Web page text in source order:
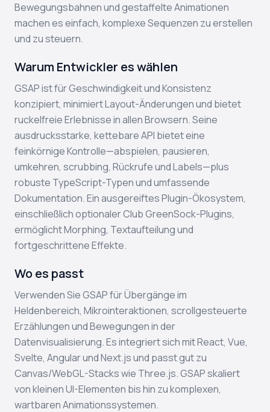
Bewegungsbahnen und gestaffelte Animationen
machen es einfach, komplexe Sequenzen zu erstellen
und zu steuern.
Warum Entwickler es wählen
GSAP ist für Geschwindigkeit und Konsistenz
konzipiert, minimiert Layout-Änderungen und bietet
ruckelfreie Erlebnisse in allen Browsern. Seine
ausdrucksstarke, kettebare API bietet eine
feinkörnige Kontrolle—abspielen, pausieren,
umkehren, scrubbing, Rückrufe und Labels—plus
robuste TypeScript-Typen und umfassende
Dokumentation. Ein ausgereiftes Plugin-Ökosystem,
einschließlich optionaler Club GreenSock-Plugins,
ermöglicht Morphing, Textaufteilung und
fortgeschrittene Effekte.
Wo es passt
Verwenden Sie GSAP für Übergänge im
Heldenbereich, Mikrointeraktionen, scrollgesteuerte
Erzählungen und Bewegungen in der
Datenvisualisierung. Es integriert sich mit React, Vue,
Svelte, Angular und Next.js und passt gut zu
Canvas/WebGL-Stacks wie Three.js. GSAP skaliert
von kleinen UI-Elementen bis hin zu komplexen,
wartbaren Animationssystemen.